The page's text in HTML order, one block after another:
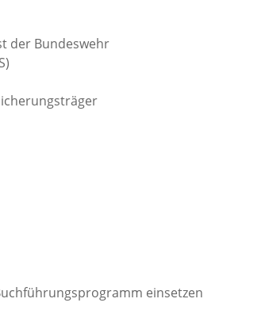
der Bundeswehr
einsetzen